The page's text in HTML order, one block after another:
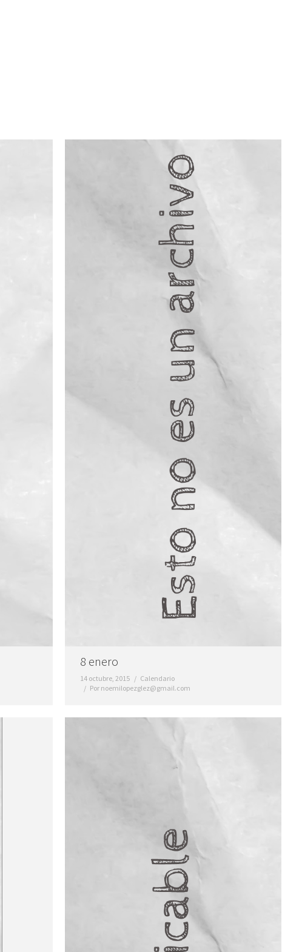
8 enero
14 octubre, 2015
Calendario
Por noemilopezglez@gmail.com